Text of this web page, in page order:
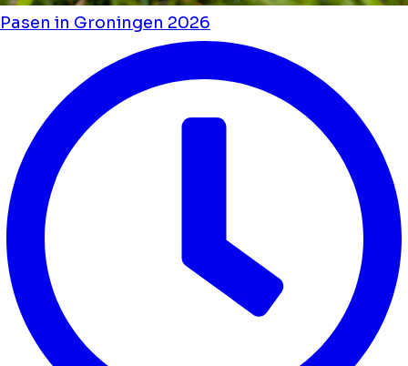
Pasen in Groningen 2026